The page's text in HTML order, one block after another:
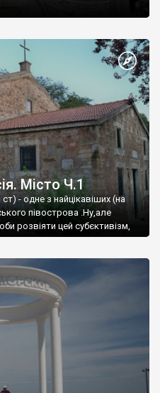
Місто Ч.1
- одне з найцікавіших (на
півострова .Ну,але
розвіяти цей субєктивізм,